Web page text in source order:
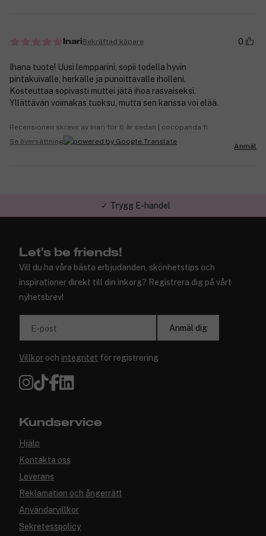
InariBekräftad köpare 0
Ihana tuote! Uusi lempparini, sopii todella hyvin
pintakuivalle, herkälle ja punoittavalle iholleni.
Kosteuttaa sopivasti muttei jätä ihoa rasvaiseksi.
Yllättävän voimakas tuoksu, mutta sen kanssa voi elää.
Recensionen skrevs av Inari för 6 år sedan | cocopanda.fi
Se översättning
Anmäl
✓ Trygg E-handel
Let's be friends!
Vill du ha våra bästa erbjudanden, skönhetstips och
inspirationer direkt till din inkorg? Registrera dig på vårt
nyhetsbrev!
E-post Anmäl dig
Villkor och integritet för registrering
Kundservice
Hjälp
Kontakta oss
Leverans
Reklamation och ångerrätt
Användarvillkor
Sekretesspolicy